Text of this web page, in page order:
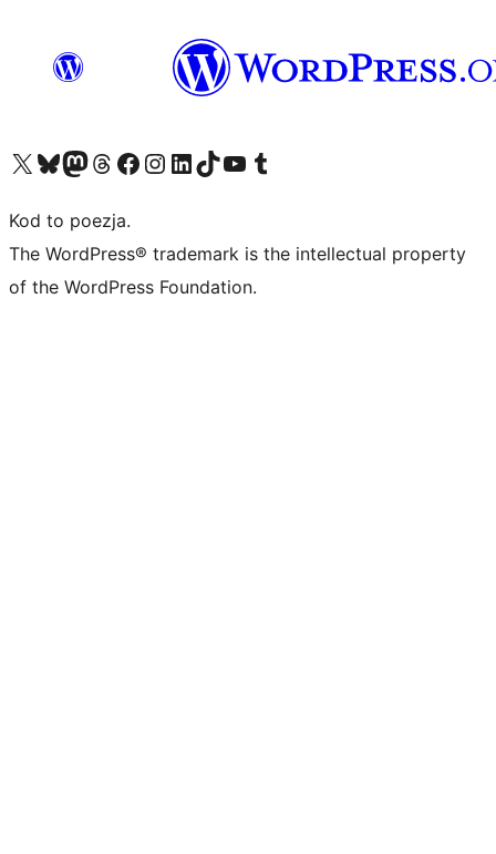
Odwiedź nasze konto X (dawniej Twitter)
Odwiedź nasze konto Bluesky
Odwiedź nasze konto na Mastodoncie
Odwiedź naszego Threadsa
Odwiedź naszego Facebooka
Odwiedź nasze konto na Instagramie
Odwiedź nasze konto na LinkedIn
Odwiedź naszego TikToka
Odwiedź nasz kanał YouTube
Odwiedź naszego Tumblra
Kod to poezja.
The WordPress® trademark is the intellectual property
of the WordPress Foundation.